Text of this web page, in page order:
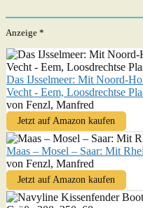
Anzeige *
Das IJsselmeer: Mit Noord-
Vecht - Eem, Loosdrechtse
von Fenzl, Manfred
Jetzt auf Amazon kaufen
Maas – Mosel – Saar: Mit
von Fenzl, Manfred
Jetzt auf Amazon kaufen